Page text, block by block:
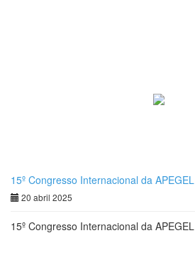
15º Congresso Internacional da APEGEL
20 abril 2025
15º Congresso Internacional da APEGEL